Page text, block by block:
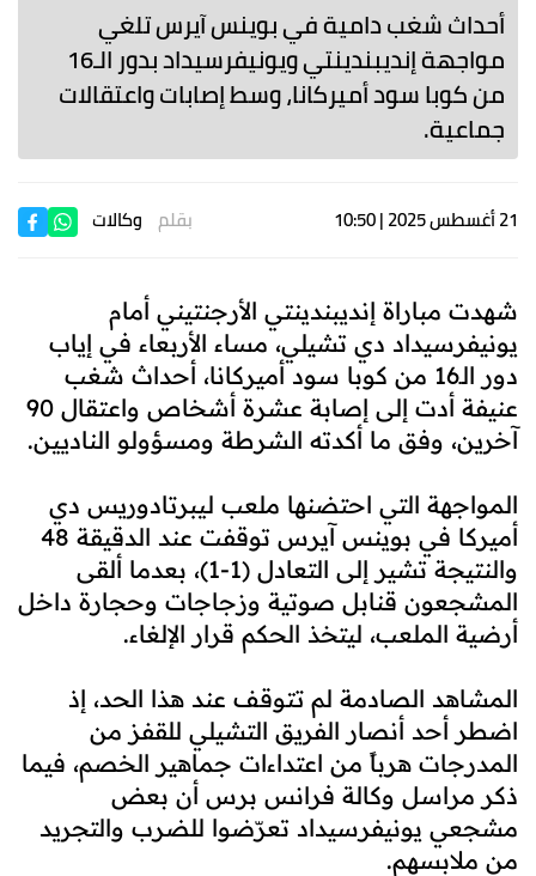
أحداث شغب دامية في بوينس آيرس تلغي
مواجهة إنديبندينتي ويونيفرسيداد بدور الـ16
من كوبا سود أميركانا، وسط إصابات واعتقالات
جماعية.
21 أغسطس 2025 | 10:50 بقلم وكالات
شهدت مباراة إنديبندينتي الأرجنتيني أمام
يونيفرسيداد دي تشيلي، مساء الأربعاء في إياب
دور الـ16 من كوبا سود أميركانا، أحداث شغب
عنيفة أدت إلى إصابة عشرة أشخاص واعتقال 90
آخرين، وفق ما أكدته الشرطة ومسؤولو الناديين.
المواجهة التي احتضنها ملعب ليبرتادوريس دي
أميركا في بوينس آيرس توقفت عند الدقيقة 48
والنتيجة تشير إلى التعادل (1-1)، بعدما ألقى
المشجعون قنابل صوتية وزجاجات وحجارة داخل
أرضية الملعب، ليتخذ الحكم قرار الإلغاء.
المشاهد الصادمة لم تتوقف عند هذا الحد، إذ
اضطر أحد أنصار الفريق التشيلي للقفز من
المدرجات هرباً من اعتداءات جماهير الخصم، فيما
ذكر مراسل وكالة فرانس برس أن بعض
مشجعي يونيفرسيداد تعرّضوا للضرب والتجريد
من ملابسهم.